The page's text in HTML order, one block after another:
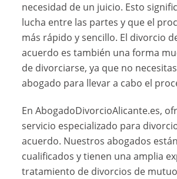
necesidad de un juicio. Esto
lucha entre las partes y que el
más rápido y sencillo. El divorcio
acuerdo es también una forma
de divorciarse, ya que no
abogado para llevar a cabo el
En AbogadoDivorcioAlicante.es,
servicio especializado para
acuerdo. Nuestros abogados
cualificados y tienen una amplia
tratamiento de divorcios de